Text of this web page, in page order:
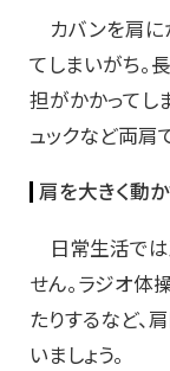
カバンを肩に
てしまいがち。
担がかかってし
ュックなど両肩
肩を大きく動
日常生活では
せん。ラジオ体
たりするなど、
いましょう。